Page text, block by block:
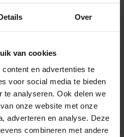
Over
van cookies
en advertenties te
voor social media te bieden
te analyseren. Ook delen we
onze website met onze
adverteren en analyse. Deze
combineren met andere
exception has occurred while
(see the browser console for more